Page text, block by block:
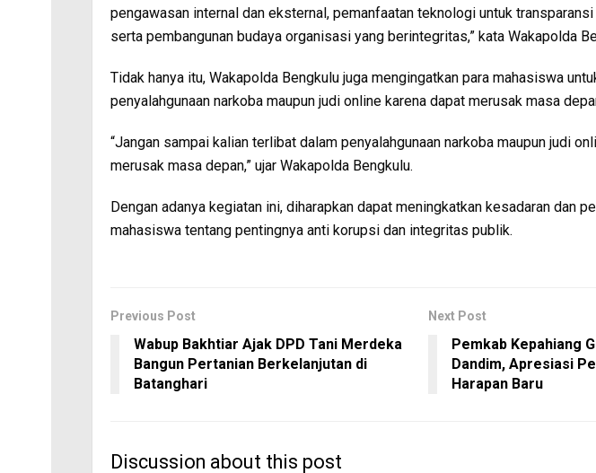
pengawasan internal dan eksternal, pemanfaatan teknologi untuk
serta pembangunan budaya organisasi yang berintegritas,” kata Wakapolda
Tidak hanya itu, Wakapolda Bengkulu juga mengingatkan para mahasiswa
penyalahgunaan narkoba maupun judi online karena dapat merusak masa
“Jangan sampai kalian terlibat dalam penyalahgunaan narkoba maupun judi
merusak masa depan,” ujar Wakapolda Bengkulu.
Dengan adanya kegiatan ini, diharapkan dapat meningkatkan kesadaran dan
mahasiswa tentang pentingnya anti korupsi dan integritas publik.
Previous Post
Wabup Bakhtiar Ajak DPD Tani Merdeka
Bangun Pertanian Berkelanjutan di
Batanghari
Next Post
Pemkab Kepahiang
Dandim, Apresiasi
Harapan Baru
Discussion about this post